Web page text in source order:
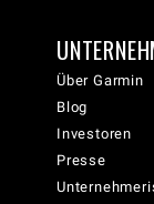
Über Garmin
Blog
Investoren
Presse